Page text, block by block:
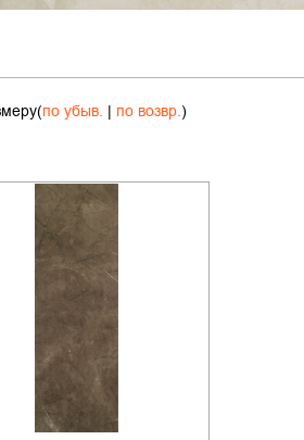
по убыв. | по возвр.)